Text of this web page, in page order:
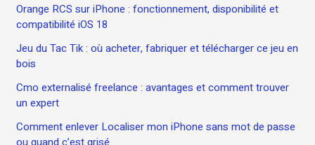
Orange RCS sur iPhone : fonctionnement, disponibilité et
compatibilité iOS 18
Jeu du Tac Tik : où acheter, fabriquer et télécharger ce jeu en
bois
Cmo externalisé freelance : avantages et comment trouver
un expert
Comment enlever Localiser mon iPhone sans mot de passe